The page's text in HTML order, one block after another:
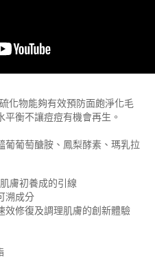
化物能夠有效預防面皰淨化毛
衡不讓痘痘有機會再生。
葡葡萄醣胺、鳳梨酵素、瑪乳拉
膚初養成的引線
溯成分
效修復及調理肌膚的創新體驗